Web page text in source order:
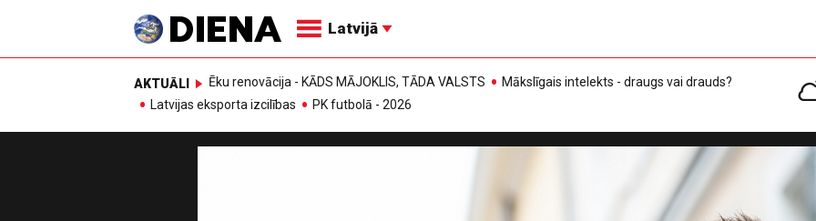
Latvijā
AKTUĀLI Ēku renovācija - KĀDS MĀJOKLIS, TĀDA VALSTS
Mākslīgais intelekts - draugs vai drauds?
Latvijas eksporta izcilības
PK futbolā - 2026